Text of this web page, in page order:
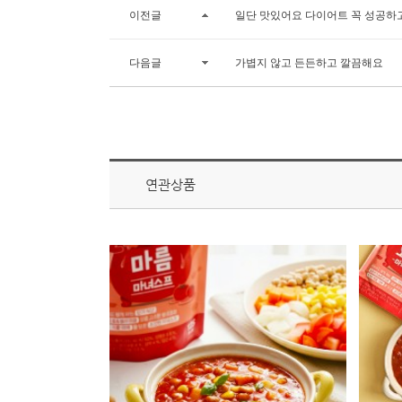
이전글 일단 맛있어요 다이어트 꼭 성공하
다음글 가볍지 않고 든든하고 깔끔해요
연관상품